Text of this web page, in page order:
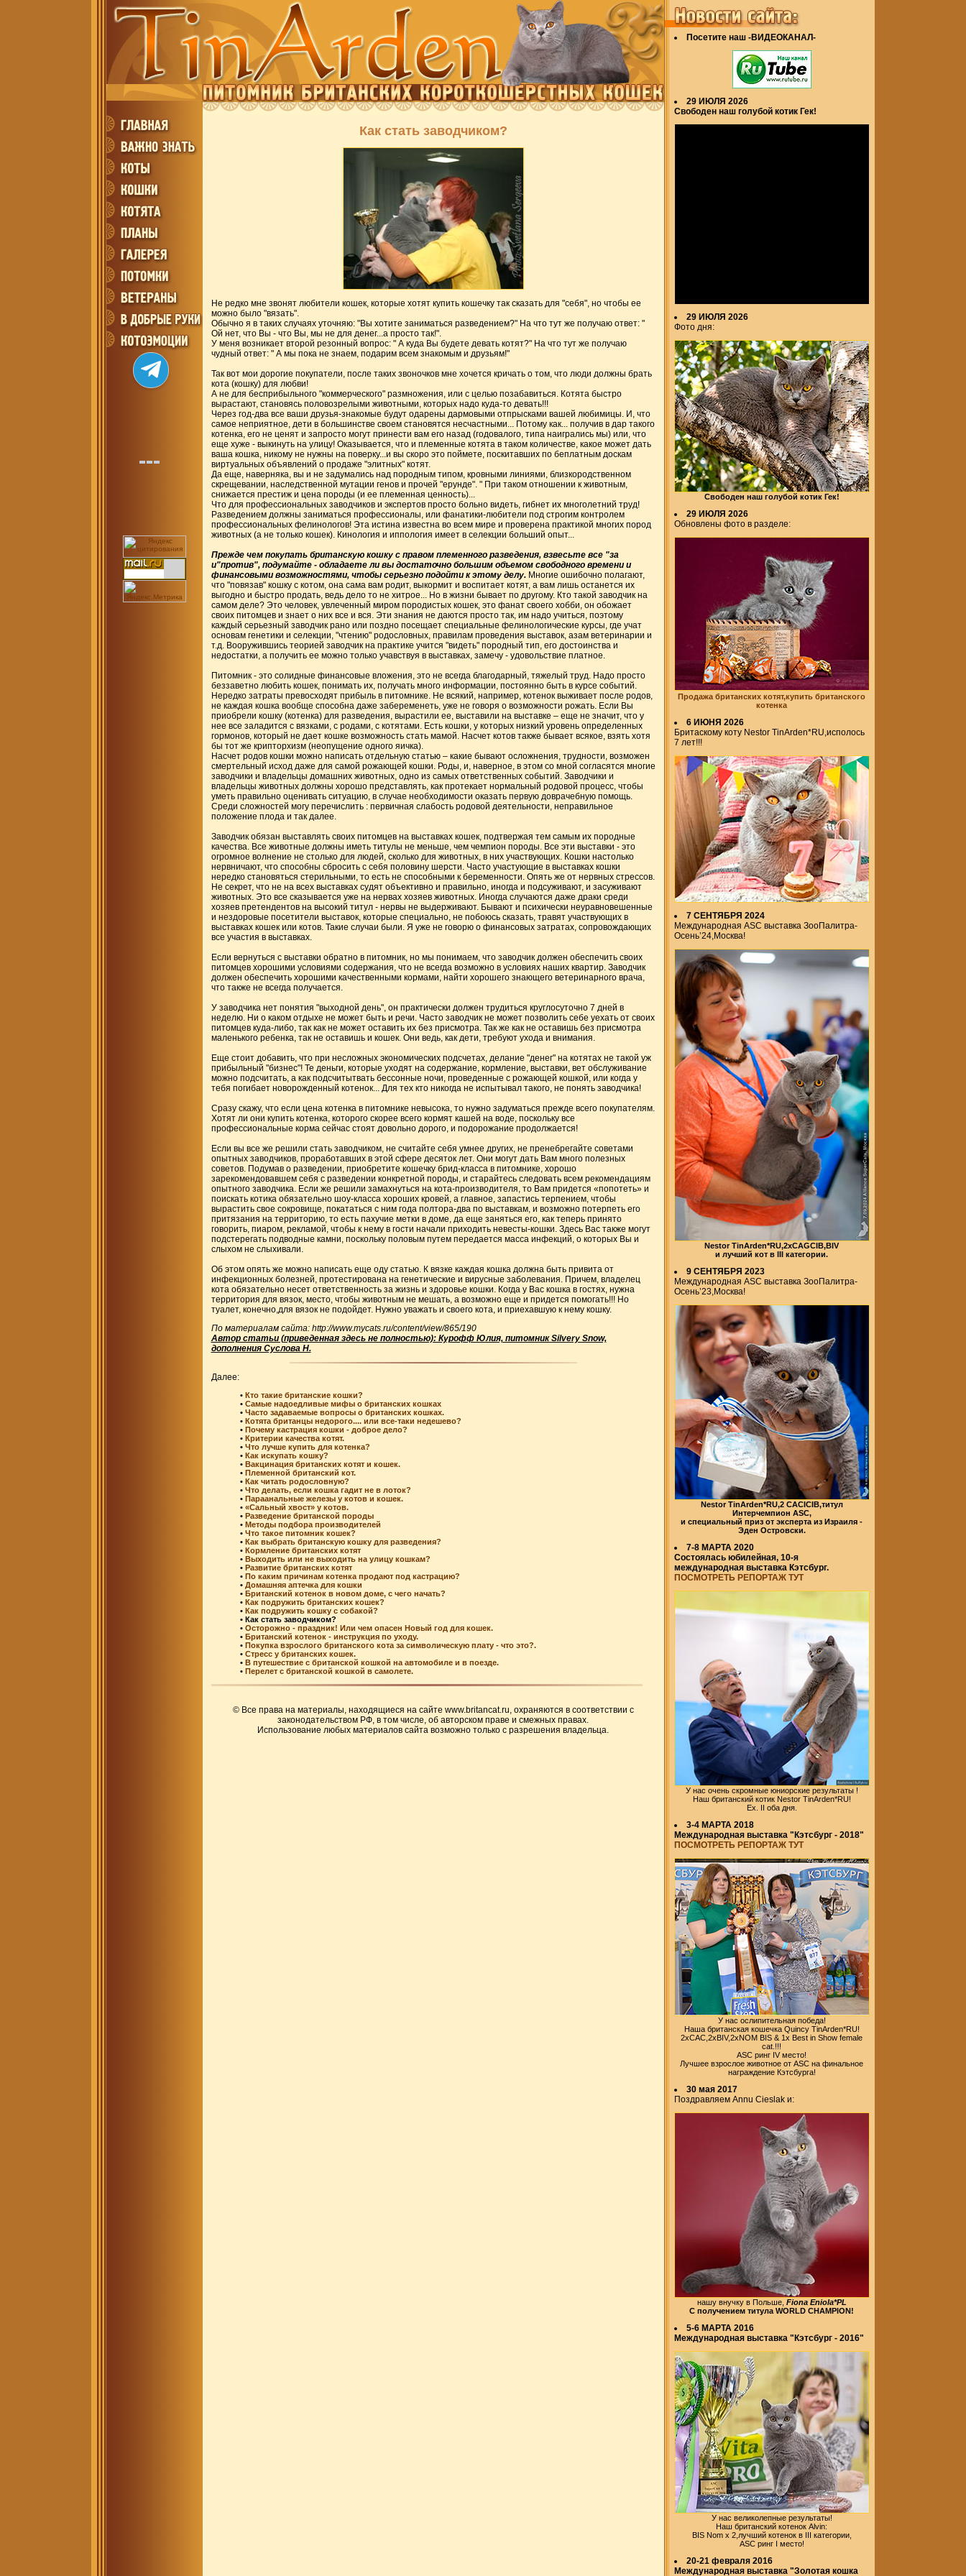
Как стать заводчиком?
Не редко мне звонят любители кошек, которые хотят купить кошечку так сказать для "себя", но чтобы ее
можно было "вязать".
Обычно я в таких случаях уточняю: "Вы хотите заниматься разведением?" На что тут же получаю ответ: "
Ой нет, что Вы - что Вы, мы не для денег...а просто так!".
У меня возникает второй резонный вопрос: " А куда Вы будете девать котят?" На что тут же получаю
чудный ответ: " А мы пока не знаем, подарим всем знакомым и друзьям!"
Так вот мои дорогие покупатели, после таких звоночков мне хочется кричать о том, что люди должны брать
кота (кошку) для любви!
А не для бесприбыльного "коммерческого" размножения, или с целью позабавиться. Котята быстро
вырастают, становясь половозрелыми животными, которых надо куда-то девать!!!
Через год-два все ваши друзья-знакомые будут одарены дармовыми отпрысками вашей любимицы. И, что
самое неприятное, дети в большинстве своем становятся несчастными... Потому как... получив в дар такого
котенка, его не ценят и запросто могут принести вам его назад (годовалого, типа наигрались мы) или, что
еще хуже - выкинуть на улицу! Оказывается, что и племенные котята в таком количестве, какое может дать
ваша кошка, никому не нужны на поверку...и вы скоро это поймете, поскитавших по беплатным доскам
виртуальных объявлений о продаже "элитных" котят.
Да еще, наверняка, вы и не задумались над породным типом, кровными линиями, близкородственном
скрещевании, наследственной мутации генов и прочей "ерунде". " При таком отношении к животным,
снижается престиж и цена породы (и ее племенная ценность)...
Что для профессиональных заводчиков и экспертов просто больно видеть, гибнет их многолетний труд!
Разведением должны заниматься профессионалы, или фанатики-любители под строгим контролем
профессиональных фелинологов! Эта истина известна во всем мире и проверена практикой многих пород
животных (а не только кошек). Кинология и иппология имеет в селекции больший опыт...
Прежде чем покупать британскую кошку с правом племенного разведения, взвесьте все "за
и"против", подумайте - обладаете ли вы достаточно большим объемом свободного времени и
финансовыми возможностями, чтобы серьезно подойти к этому делу. Многие ошибочно полагают,
что "повязав" кошку с котом, она сама вам родит, выкормит и воспитает котят, а вам лишь останется их
выгодно и быстро продать, ведь дело то не хитрое... Но в жизни бывает по другому. Кто такой заводчик на
самом деле? Это человек, увлеченный миром породистых кошек, это фанат своего хобби, он обожает
своих питомцев и знает о них все и вся. Эти знания не даются просто так, им надо учиться, поэтому
каждый серьезный заводчик рано или поздно посещает специальные фелинологические курсы, где учат
основам генетики и селекции, "чтению" родословных, правилам проведения выставок, азам ветеринарии и
т.д. Вооружившись теорией заводчик на практике учится "видеть" породный тип, его достоинства и
недостатки, а получить ее можно только учавствуя в выставках, замечу - удовольствие платное.
Питомник - это солидные финансовые вложения, это не всегда благодарный, тяжелый труд. Надо просто
беззаветно любить кошек, понимать их, получать много информации, постоянно быть в курсе событий.
Нередко затраты превосходят прибыль в питомнике. Не всякий, например, котенок выживает после родов,
не каждая кошка вообще способна даже забеременеть, уже не говоря о возможности рожать. Если Вы
приобрели кошку (котенка) для разведения, вырастили ее, выставили на выставке – еще не значит, что у
нее все заладится с вязками, с родами, с котятами. Есть кошки, у которых низкий уровень определенных
гормонов, который не дает кошке возможность стать мамой. Насчет котов также бывает всякое, взять хотя
бы тот же крипторхизм (неопущение одного яичка).
Насчет родов кошки можно написать отдельную статью – какие бывают осложнения, трудности, возможен
смертельный исход даже для самой рожающей кошки. Роды, и, наверное, в этом со мной согласятся многие
заводчики и владельцы домашних животных, одно из самых ответственных событий. Заводчики и
владельцы животных должны хорошо представлять, как протекает нормальный родовой процесс, чтобы
уметь правильно оценивать ситуацию, в случае необходимости оказать первую доврачебную помощь.
Среди сложностей могу перечислить : первичная слабость родовой деятельности, неправильное
положение плода и так далее.
Заводчик обязан выставлять своих питомцев на выставках кошек, подтвержая тем самым их породные
качества. Все животные должны иметь титулы не меньше, чем чемпион породы. Все эти выставки - это
огромное волнение не столько для людей, сколько для животных, в них участвующих. Кошки настолько
нервничают, что способны сбросить с себя половину шерсти. Часто участующие в выставках кошки
нередко становяться стерильными, то есть не способными к беременности. Опять же от нервных стрессов.
Не секрет, что не на всех выставках судят объективно и правильно, иногда и подсуживают, и засуживают
животных. Это все сказывается уже на нервах хозяев животных. Иногда случаются даже драки среди
хозяев претендентов на высокий титул - нервы не выдерживают. Бывают и психически неуравновешенные
и нездоровые посетители выставок, которые специально, не побоюсь сказать, травят участвующих в
выставках кошек или котов. Такие случаи были. Я уже не говорю о финансовых затратах, сопровождающих
все участия в выставках.
Если вернуться с выставки обратно в питомник, но мы понимаем, что заводчик должен обеспечить своих
питомцев хорошими условиями содержания, что не всегда возможно в условиях наших квартир. Заводчик
должен обеспечить хорошими качественными кормами, найти хорошего знающего ветеринарного врача,
что также не всегда получается.
У заводчика нет понятия "выходной день", он практически должен трудиться круглосуточно 7 дней в
неделю. Ни о каком отдыхе не может быть и речи. Часто заводчик не может позволить себе уехать от своих
питомцев куда-либо, так как не может оставить их без присмотра. Так же как не оставишь без присмотра
маленького ребенка, так не оставишь и кошек. Они ведь, как дети, требуют ухода и внимания.
Еще стоит добавить, что при несложных экономических подсчетах, делание "денег" на котятах не такой уж
прибыльный "бизнес"! Те деньги, которые уходят на содержание, кормление, выставки, вет обслуживание
можно подсчитать, а как подсчитытвать бессонные ночи, проведенные с рожающей кошкой, или когда у
тебя погибает новорожденный котенок... Для тех кто никогда не испытывал такого, не понять заводчика!
Сразу скажу, что если цена котенка в питомнике невысока, то нужно задуматься прежде всего покупателям.
Хотят ли они купить котенка, которого скорее всего кормят кашей на воде, поскольку все
профессиональные корма сейчас стоят довольно дорого, и подорожание продолжается!
Если вы все же решили стать заводчиком, не считайте себя умнее других, не пренебрегайте советами
опытных заводчиков, проработавших в этой сфере десяток лет. Они могут дать Вам много полезных
советов. Подумав о разведении, приобретите кошечку брид-класса в питомнике, хорошо
зарекомендовавшем себя с разведении конкретной породы, и старайтесь следовать всем рекомендациям
опытного заводчика. Если же решили замахнуться на кота-производителя, то Вам придется «попотеть» и
поискать котика обязательно шоу-класса хороших кровей, а главное, запастись терпением, чтобы
вырастить свое сокровище, покататься с ним года полтора-два по выставкам, и возможно потерпеть его
притязания на территорию, то есть пахучие метки в доме, да еще заняться его, как теперь принято
говорить, пиаром, рекламой, чтобы к нему в гости начали приходить невесты-кошки. Здесь Вас также могут
подстерегать подводные камни, поскольку половым путем передается масса инфекций, о которых Вы и
слыхом не слыхивали.
Об этом опять же можно написать еще оду статью. К вязке каждая кошка должна быть привита от
инфекционных болезней, протестирована на генетические и вирусные заболевания. Причем, владелец
кота обязательно несет ответственность за жизнь и здоровье кошки. Когда у Вас кошка в гостях, нужна
территория для вязок, место, чтобы животным не мешать, а возможно еще и придется помогать!!! Но
туалет, конечно,для вязок не подойдет. Нужно уважать и своего кота, и приехавшую к нему кошку.
По материалам сайта: http://www.mycats.ru/content/view/865/190
Автор статьи (приведенная здесь не полностью): Курофф Юлия, питомник Silvery Snow,
дополнения Суслова Н.
Далее:
• Кто такие британские кошки?
• Самые надоедливые мифы о британских кошках
• Часто задаваемые вопросы о британских кошках.
• Котята британцы недорого.... или все-таки недешево?
• Почему кастрация кошки - доброе дело?
• Критерии качества котят.
• Что лучше купить для котенка?
• Как искупать кошку?
• Вакцинация британских котят и кошек.
• Племенной британский кот.
• Как читать родословную?
• Что делать, если кошка гадит не в лоток?
• Параанальные железы у котов и кошек.
• «Сальный хвост» у котов.
• Разведение британской породы
• Методы подбора производителей
• Что такое питомник кошек?
• Как выбрать британскую кошку для разведения?
• Кормление британских котят
• Выходить или не выходить на улицу кошкам?
• Развитие британских котят
• По каким причинам котенка продают под кастрацию?
• Домашняя аптечка для кошки
• Британский котенок в новом доме, с чего начать?
• Как подружить британских кошек?
• Как подружить кошку с собакой?
• Как стать заводчиком?
• Осторожно - праздник! Или чем опасен Новый год для кошек.
• Британский котенок - инструкция по уходу.
• Покупка взрослого британского кота за символическую плату - что это?.
• Стресс у британских кошек.
• В путешествие с британской кошкой на автомобиле и в поезде.
• Перелет с британской кошкой в самолете.
© Все права на материалы, находящиеся на сайте www.britancat.ru, охраняются в соответствии с
законодательством РФ, в том числе, об авторском праве и смежных правах.
Использование любых материалов сайта возможно только с разрешения владельца.
Посетите наш -ВИДЕОКАНАЛ-
29 ИЮЛЯ 2026
Свободен наш голубой котик Гек!
29 ИЮЛЯ 2026
Фото дня:
Свободен наш голубой котик Гек!
29 ИЮЛЯ 2026
Обновлены фото в разделе:
Продажа британских котят,купить британского
котенка
6 ИЮНЯ 2026
Бритаскому коту Nestor TinArden*RU,исполось
7 лет!!!
7 СЕНТЯБРЯ 2024
Международная ASC выставка ЗооПалитра-
Осень’24,Москва!
Nestor TinArden*RU,2хCAGCIB,BIV
и лучший кот в III категории.
9 СЕНТЯБРЯ 2023
Международная ASC выставка ЗооПалитра-
Осень’23,Москва!
Nestor TinArden*RU,2 CACICIB,титул
Интерчемпион ASC,
и специальный приз от эксперта из Израиля -
Эден Островски.
7-8 МАРТА 2020
Состоялась юбилейная, 10-я
международная выставка Кэтсбург.
ПОСМОТРЕТЬ РЕПОРТАЖ ТУТ
У нас очень скромные юниорские результаты !
Наш британский котик Nestor TinArden*RU!
Ex. II оба дня.
3-4 МАРТА 2018
Международная выставка "Кэтсбург - 2018"
ПОСМОТРЕТЬ РЕПОРТАЖ ТУТ
У нас ослипительная победа!
Наша британская кошечка Quincy TinArden*RU!
2xCAC,2xBIV,2xNOM BIS & 1x Best in Show female
cat.!!!
ASC ринг IV место!
Лучшее взрослое животное от ASC на финальное
награждение Кэтсбурга!
30 мая 2017
Поздравляем Annu Cieslak и:
нашу внучку в Польше, Fiona Eniola*PL
С получением титула WORLD CHAMPION!
5-6 МАРТА 2016
Международная выставка "Кэтсбург - 2016"
У нас великолепные результаты!
Наш британский котенок Alvin:
BIS Nom х 2,лучший котенок в III категории,
ASC ринг I место!
20-21 февраля 2016
Международная выставка "Золотая кошка